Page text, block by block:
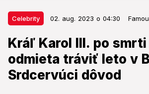
Celebrity 02. aug. 2023 o 04:30
Kráľ Karol III. po
odmieta tráviť leto v
Srdcervúci dôvod
Celebrity 02. aug. 2023 o 04:30
Kráľ Karol III. po smrti
odmieta tráviť leto v
Srdcervúci dôvod